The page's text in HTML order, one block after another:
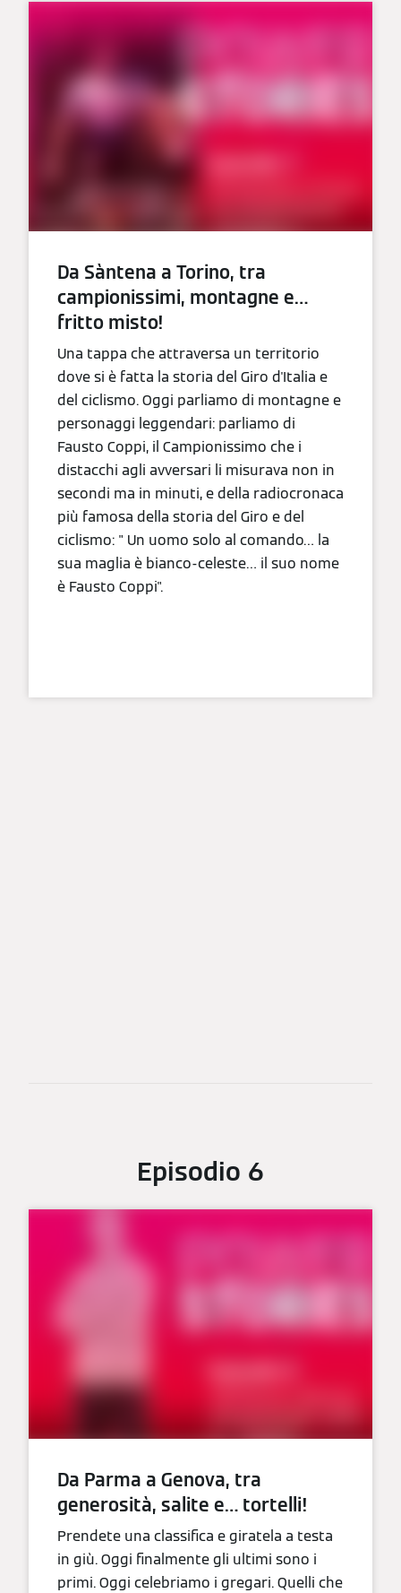
Da Sàntena a Torino, tra
campionissimi, montagne e…
fritto misto!
Una tappa che attraversa un territorio
dove si è fatta la storia del Giro d'Italia e
del ciclismo. Oggi parliamo di montagne e
personaggi leggendari: parliamo di
Fausto Coppi, il Campionissimo che i
distacchi agli avversari li misurava non in
secondi ma in minuti, e della radiocronaca
più famosa della storia del Giro e del
ciclismo: " Un uomo solo al comando… la
sua maglia è bianco-celeste… il suo nome
è Fausto Coppi".
Episodio 6
Da Parma a Genova, tra
generosità, salite e… tortelli!
Prendete una classifica e giratela a testa
in giù. Oggi finalmente gli ultimi sono i
primi. Oggi celebriamo i gregari. Quelli che